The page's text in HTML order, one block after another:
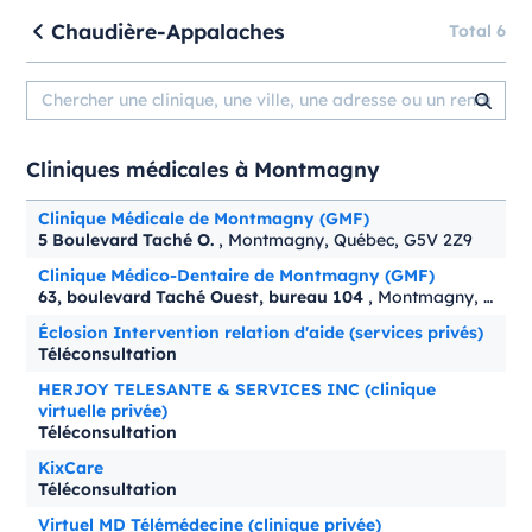
Chaudière-Appalaches Total 6
Cliniques médicales à Montmagny
Clinique Médicale de Montmagny (GMF)
5 Boulevard Taché O. , Montmagny, Québec, G5V 2Z9
Clinique Médico-Dentaire de Montmagny (GMF)
63, boulevard Taché Ouest, bureau 104 , Montmagny, Québec, G5V 3A3
Éclosion Intervention relation d'aide (services privés)
Téléconsultation
HERJOY TELESANTE & SERVICES INC (clinique
virtuelle privée)
Téléconsultation
KixCare
Téléconsultation
Virtuel MD Télémédecine (clinique privée)